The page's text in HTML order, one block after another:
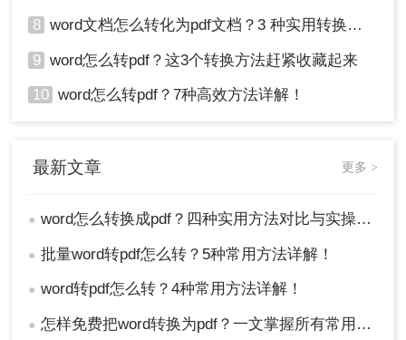
8 word文档怎么转化为pdf文档？3 种实用转换方法，完美保留原文档格式！
9 word怎么转pdf？这3个转换方法赶紧收藏起来
10 word怎么转pdf？7种高效方法详解！
最新文章 更多 >
● word怎么转换成pdf？四种实用方法对比与实操指南（附详细表格）！
● 批量word转pdf怎么转？5种常用方法详解！
● word转pdf怎么转？4种常用方法详解！
● 怎样免费把word转换为pdf？一文掌握所有常用方法！